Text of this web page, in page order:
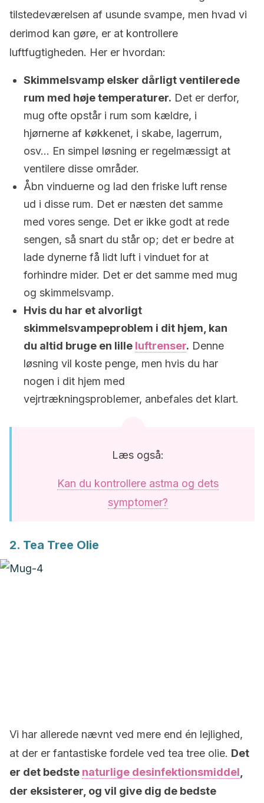
tilstedeværelsen af ​​usunde svampe, men hvad vi
derimod kan gøre, er at kontrollere
luftfugtigheden. Her er hvordan:
Skimmelsvamp elsker dårligt ventilerede
rum med høje temperaturer. Det er derfor,
mug ofte opstår i rum som kældre, i
hjørnerne af køkkenet, i skabe, lagerrum,
osv… En simpel løsning er regelmæssigt at
ventilere disse områder.
Åbn vinduerne og lad den friske luft rense
ud i disse rum. Det er næsten det samme
med vores senge. Det er ikke godt at rede
sengen, så snart du står op; det er bedre at
lade dynerne få lidt luft i vinduet for at
forhindre mider. Det er det samme med mug
og skimmelsvamp.
Hvis du har et alvorligt
skimmelsvampeproblem i dit hjem, kan
du altid bruge en lille luftrenser. Denne
løsning vil koste penge, men hvis du har
nogen i dit hjem med
vejrtrækningsproblemer, anbefales det klart.
Læs også:
Kan du kontrollere astma og dets
symptomer?
2. Tea Tree Olie
Vi har allerede nævnt ved mere end én lejlighed,
at der er fantastiske fordele ved tea tree olie. Det
er det bedste naturlige desinfektionsmiddel
der eksisterer, og vil give dig de bedste